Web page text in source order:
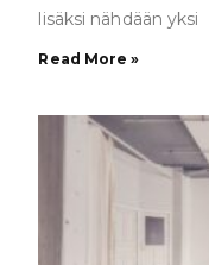
lisäksi nähdään yksi
Read More »